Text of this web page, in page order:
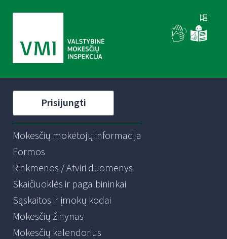
Prisijungti
Mokesčių mokėtojų informacija
Formos
Rinkmenos / Atviri duomenys
Skaičiuoklės ir pagalbininkai
Sąskaitos ir įmokų kodai
Mokesčių žinynas
Mokesčių kalendorius